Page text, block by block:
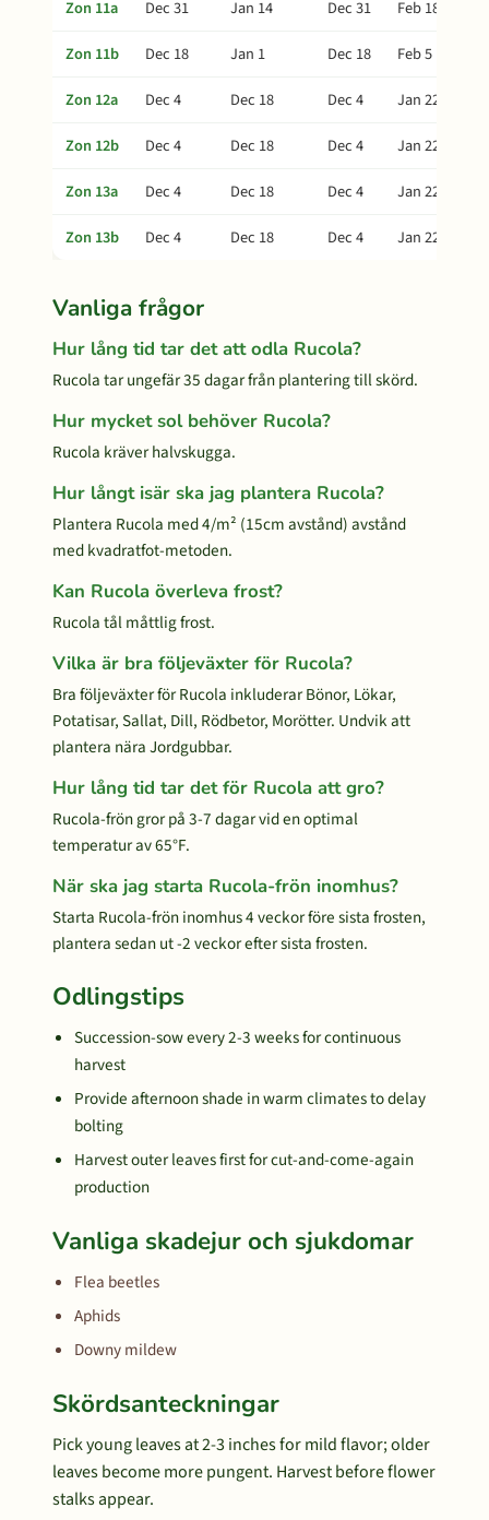
Zon 11a Dec 31 Jan 14 Dec 31
Feb 18
Zon 11b
Dec 18 Jan 1 Dec 18
Feb 5
Zon 12a
Dec 4 Dec 18 Dec 4
Jan 22
Zon 12b
Dec 4 Dec 18 Dec 4
Jan 22
Zon 13a
Dec 4 Dec 18 Dec 4
Jan 22
Zon 13b
Dec 4 Dec 18 Dec 4 Jan 22
Vanliga frågor
Hur lång tid tar det att odla Rucola?
Rucola tar ungefär 35 dagar från plantering till skörd.
Hur mycket sol behöver Rucola?
Rucola kräver halvskugga.
Hur långt isär ska jag plantera Rucola?
Plantera Rucola med 4/m² (15cm avstånd) avstånd
med kvadratfot-metoden.
Kan Rucola överleva frost?
Rucola tål måttlig frost.
Vilka är bra följeväxter för Rucola?
Bra följeväxter för Rucola inkluderar Bönor, Lökar,
Potatisar, Sallat, Dill, Rödbetor, Morötter. Undvik att
plantera nära Jordgubbar.
Hur lång tid tar det för Rucola att gro?
Rucola-frön gror på 3-7 dagar vid en optimal
temperatur av 65°F.
När ska jag starta Rucola-frön inomhus?
Starta Rucola-frön inomhus 4 veckor före sista frosten,
plantera sedan ut -2 veckor efter sista frosten.
Odlingstips
Succession-sow every 2-3 weeks for continuous
harvest
Provide afternoon shade in warm climates to delay
bolting
Harvest outer leaves first for cut-and-come-again
production
Vanliga skadejur och sjukdomar
Flea beetles
Aphids
Downy mildew
Skördsanteckningar
Pick young leaves at 2-3 inches for mild flavor; older
leaves become more pungent. Harvest before flower
stalks appear.